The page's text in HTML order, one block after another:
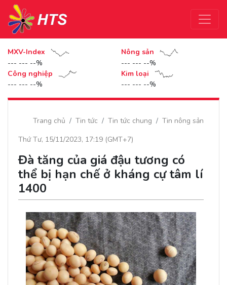
MXV-Index
--- --- --%
Nông sản
--- --- --%
Công nghiệp
--- --- --%
Kim loại
--- --- --%
Trang chủ Tin tức Tin tức chung
Tin nông sản
Thứ Tư, 15/11/2023, 17:19 (GMT+7)
Đà tăng của giá đậu tương có
thể bị hạn chế ở kháng cự tâm lí
1400